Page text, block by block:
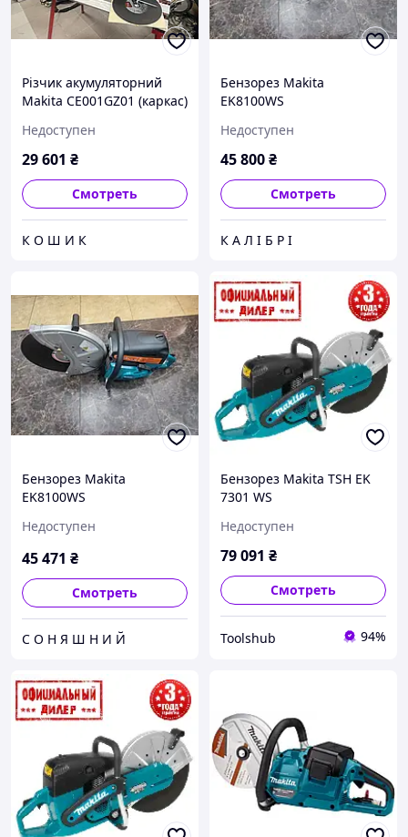
Різчик акумуляторний
Makita CE001GZ01 (каркас)
Недоступен
29 601 ₴
Смотреть
К О Ш И К
Бензорез Makita
EK8100WS
Недоступен
45 800₴
Смотреть
К А Л І Б Р І
Бензорез Makita
EK8100WS
Недоступен
45 471 ₴
Смотреть
С О Н Я Ш Н И Й
Бензорез Makita TSH EK
7301 WS
Недоступен
79 091 ₴
Смотреть
Toolshub 94%